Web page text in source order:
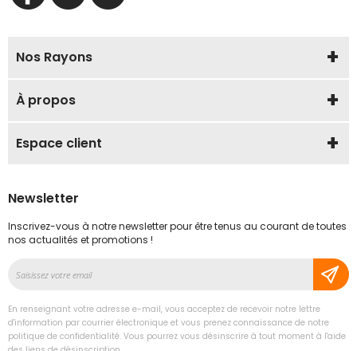
Nos Rayons
À propos
Espace client
Newsletter
Inscrivez-vous à notre newsletter pour être tenus au courant de toutes
nos actualités et promotions !
notre
lettre
d’information
En renseignant votre adresse e-mail, vous acceptez de recevoir notre lettre
d'information par courrier électronique et vous prenez connaissance de notre
politique de confidentialité. Vous pourrez vous désinscrire à tout moment à l'aide